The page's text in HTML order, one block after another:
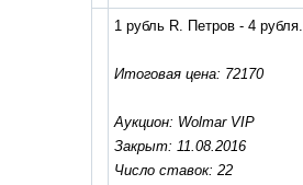
1 рубль R. Петров - 4 рубля.
Итоговая цена: 72170
Аукцион: Wolmar VIP
Закрыт: 11.08.2016
Число ставок: 22